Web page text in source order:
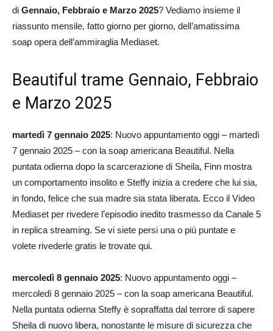
di Gennaio, Febbraio e Marzo 2025? Vediamo insieme il
riassunto mensile, fatto giorno per giorno, dell’amatissima
soap opera dell’ammiraglia Mediaset.
Beautiful trame Gennaio, Febbraio
e Marzo 2025
martedì 7 gennaio 2025: Nuovo appuntamento oggi – martedì
7 gennaio 2025 – con la soap americana Beautiful. Nella
puntata odierna dopo la scarcerazione di Sheila, Finn mostra
un comportamento insolito e Steffy inizia a credere che lui sia,
in fondo, felice che sua madre sia stata liberata. Ecco il Video
Mediaset per rivedere l’episodio inedito trasmesso da Canale 5
in replica streaming. Se vi siete persi una o più puntate e
volete rivederle gratis le trovate qui.
mercoledì 8 gennaio 2025: Nuovo appuntamento oggi –
mercoledì 8 gennaio 2025 – con la soap americana Beautiful.
Nella puntata odierna Steffy è sopraffatta dal terrore di sapere
Sheila di nuovo libera, nonostante le misure di sicurezza che